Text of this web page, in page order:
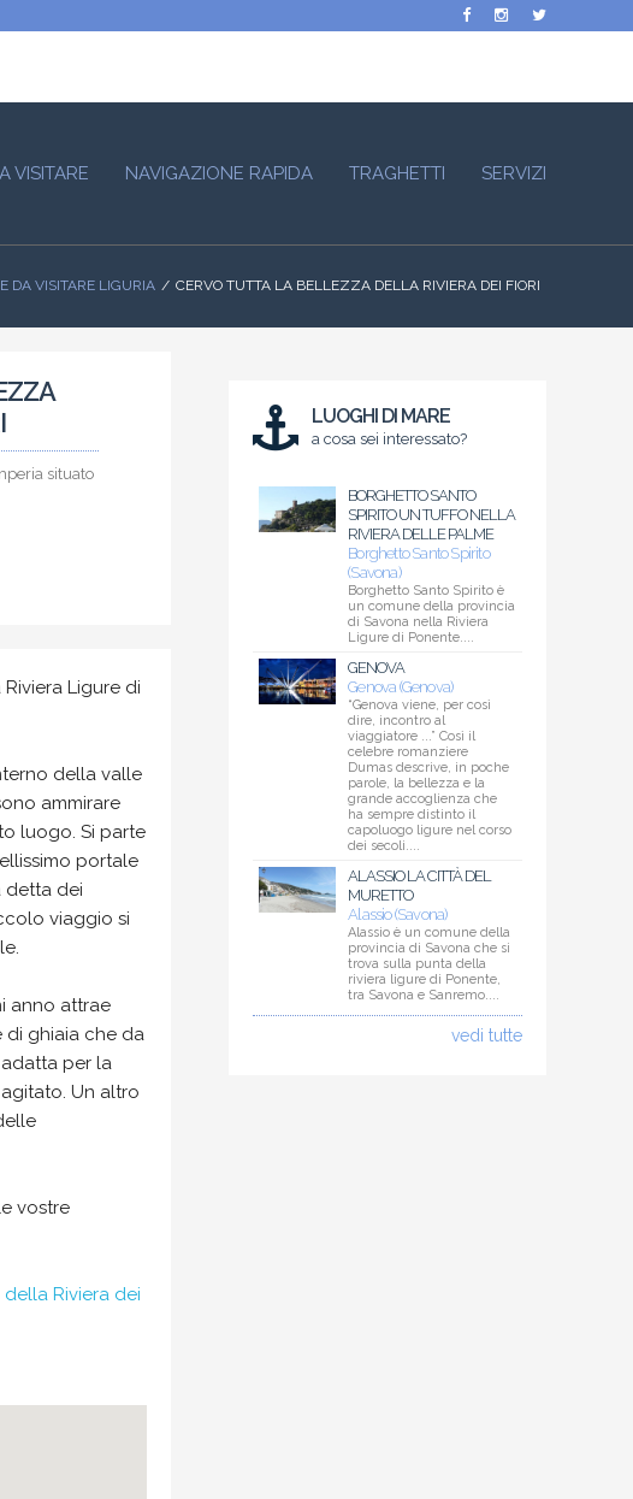
VISITARE NAVIGAZIONE RAPIDA TRAGHETTI SERVIZI
DA VISITARE LIGURIA CERVO TUTTA LA BELLEZZA DELLA RIVIERA DEI FIORI
situato
Ligure di
della valle
ammirare
luogo. Si parte
portale
detta dei
viaggio si
anno attrae
di ghiaia che da
per la
Un altro
vostre
Riviera dei
LUOGHI DI MARE
a cosa sei interessato?
BORGHETTO SANTO
SPIRITO UN TUFFO NELLA
RIVIERA DELLE PALME
Borghetto Santo Spirito
(Savona)
Borghetto Santo Spirito è
un comune della provincia
di Savona nella Riviera
Ligure di Ponente....
GENOVA
Genova (Genova)
“Genova viene, per così
dire, incontro al
viaggiatore ...” Così il
celebre romanziere
Dumas descrive, in poche
parole, la bellezza e la
grande accoglienza che
ha sempre distinto il
capoluogo ligure nel corso
dei secoli....
ALASSIO LA CITTÀ DEL
MURETTO
Alassio (Savona)
Alassio è un comune della
provincia di Savona che si
trova sulla punta della
riviera ligure di Ponente,
tra Savona e Sanremo....
vedi tutte